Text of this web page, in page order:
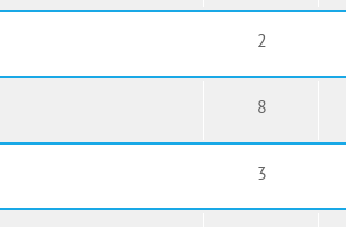
2
8
3